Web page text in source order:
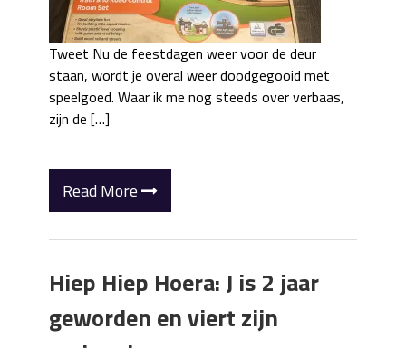
Tweet Nu de feestdagen weer voor de deur
staan, wordt je overal weer doodgegooid met
speelgoed. Waar ik me nog steeds over verbaas,
zijn de […]
Read More
Hiep Hiep Hoera: J is 2 jaar
geworden en viert zijn